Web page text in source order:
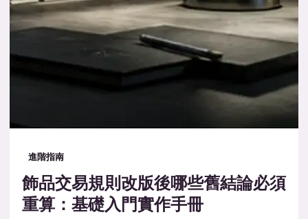
進階指南
飾品交易規則改版後哪些舊結論必須
重算：基礎入門實作手冊